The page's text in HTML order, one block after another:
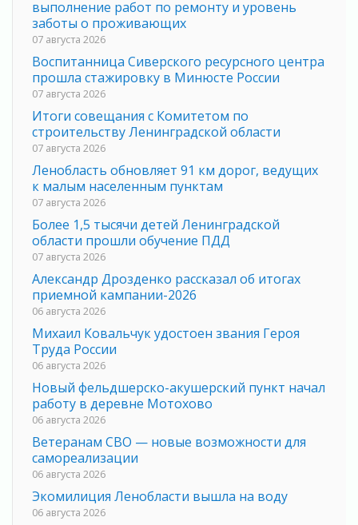
выполнение работ по ремонту и уровень
заботы о проживающих
07 августа 2026
Воспитанница Сиверского ресурсного центра
прошла стажировку в Минюсте России
07 августа 2026
Итоги совещания с Комитетом по
строительству Ленинградской области
07 августа 2026
Ленобласть обновляет 91 км дорог, ведущих
к малым населенным пунктам
07 августа 2026
Более 1,5 тысячи детей Ленинградской
области прошли обучение ПДД
07 августа 2026
Александр Дрозденко рассказал об итогах
приемной кампании-2026
06 августа 2026
Михаил Ковальчук удостоен звания Героя
Труда России
06 августа 2026
Новый фельдшерско-акушерский пункт начал
работу в деревне Мотохово
06 августа 2026
Ветеранам СВО — новые возможности для
самореализации
06 августа 2026
Экомилиция Ленобласти вышла на воду
06 августа 2026